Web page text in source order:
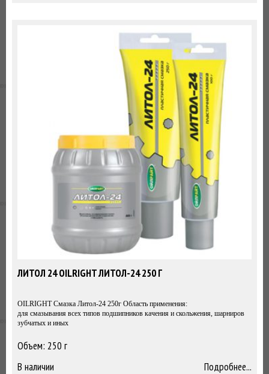
ЛИТОЛ 24 OILRIGHT ЛИТОЛ-24 250 Г
OILRIGHT Смазка Литол-24 250г Область применения:
для смазывания всех типов подшипников качения и скольжения, шарниров
зубчатых и иных
Объем: 250 г
В наличии Подробнее...